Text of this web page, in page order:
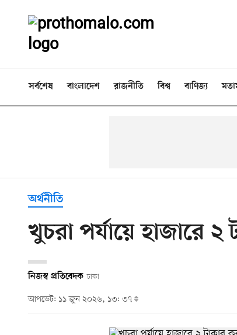
সর্বশেষ বাংলাদেশ রাজনীতি বিশ্ব বাণিজ্য
অর্থনীতি
খুচরা পর্যায়ে হাজারে
নিজস্ব প্রতিবেদক ঢাকা
আপডেট: ১১ জুন ২০২৬, ১৩: ৩৭